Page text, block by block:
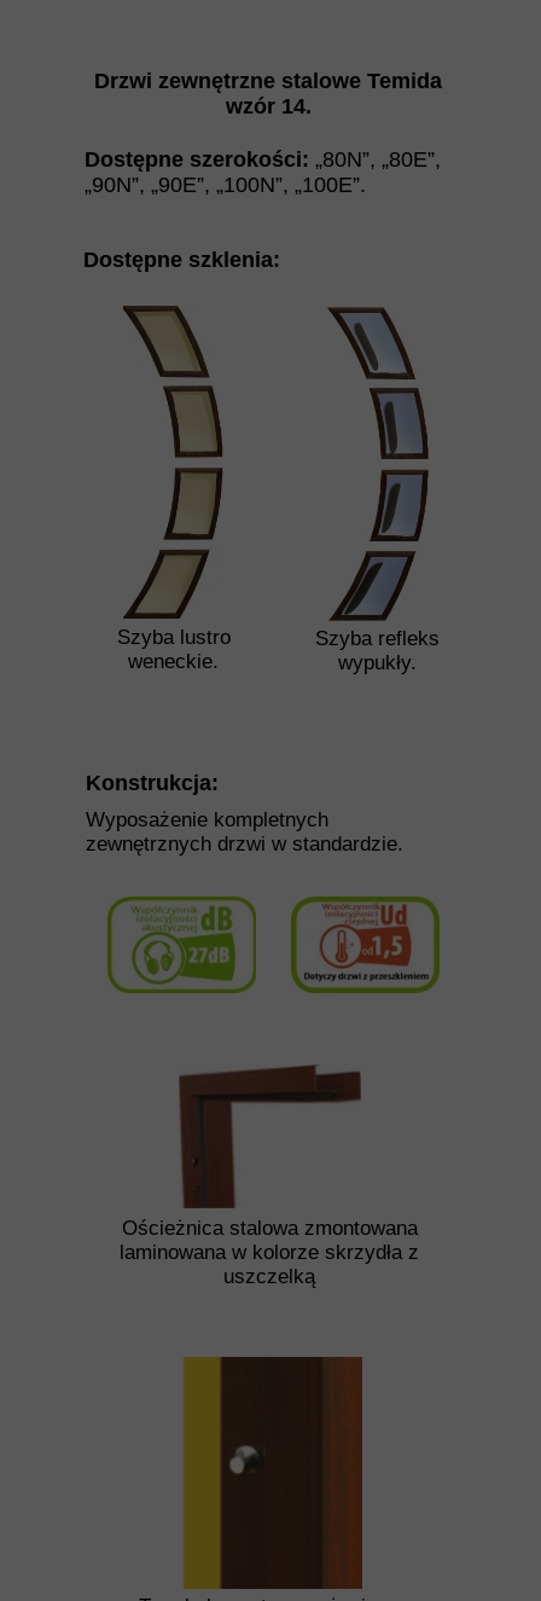
Szyba refleks
wypukły.
Szyba lustro
weneckie.
Dostępne szklenia:
Wyposażenie kompletnych
zewnętrznych drzwi w standardzie.
Ościeżnica stalowa zmontowana
laminowana w kolorze skrzydła z
uszczelką
Konstrukcja:
Drzwi zewnętrzne stalowe Temida
wzór 14.
Dostępne szerokości: „80N”, „80E”,
„90N”, „90E”, „100N”, „100E”.